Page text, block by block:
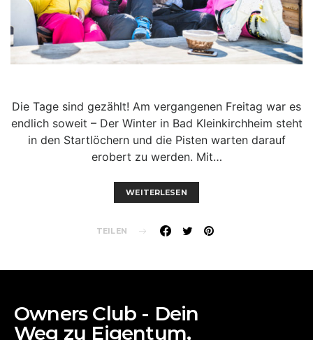
Die Tage sind gezählt! Am vergangenen Freitag war es
endlich soweit – Der Winter in Bad Kleinkirchheim steht
in den Startlöchern und die Pisten warten darauf
erobert zu werden. Mit…
WEITERLESEN
TEILEN
Owners Club - Dein
Weg zu Eigentum,